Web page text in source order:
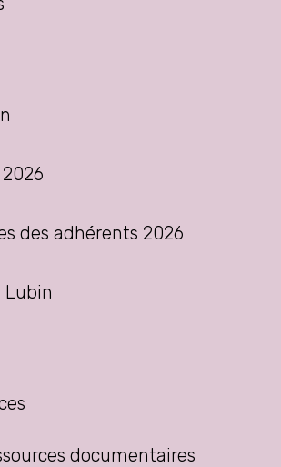
des adhérents 2026
Lubin
documentaires